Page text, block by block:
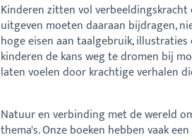
Kinderen zitten vol verbeeldingskracht
uitgeven moeten daaraan bijdragen,
hoge eisen aan taalgebruik, illustraties
kinderen de kans weg te dromen bij
laten voelen door krachtige verhalen
Natuur en verbinding met de wereld
thema's. Onze boeken hebben vaak